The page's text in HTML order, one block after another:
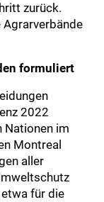
zurück.
Agrarverbände
formuliert
2022
Nationen im
Montreal
aller
für die